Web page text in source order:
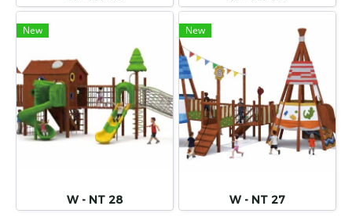
New
W - NT 28
New
W - NT 27